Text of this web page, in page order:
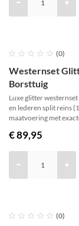
     (0)
Westernset
Borsttuig
Luxe glitter
en lederen split reins
maatvoering met
€ 89,95
     (0)